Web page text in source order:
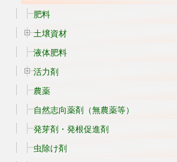
肥料
土壌資材
液体肥料
活力剤
農薬
自然志向薬剤（無農薬等）
発芽剤・発根促進剤
虫除け剤